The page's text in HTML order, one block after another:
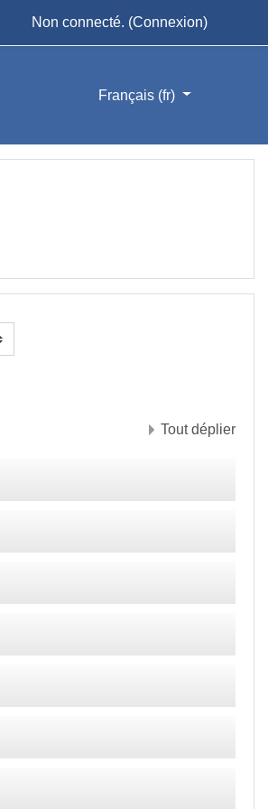
Non connecté. (Connexion)
Français ‎(fr)‎
Tout déplier